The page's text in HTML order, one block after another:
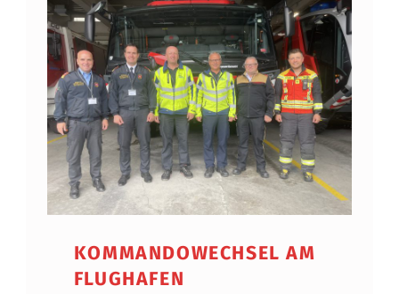
KOMMANDOWECHSEL AM
FLUGHAFEN